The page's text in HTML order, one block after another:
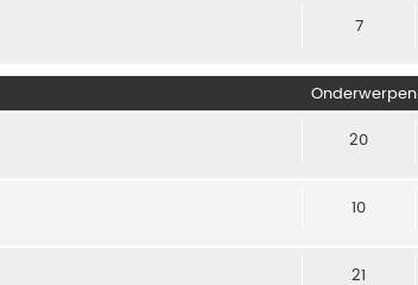
7
Onderwerpen
20
10
21